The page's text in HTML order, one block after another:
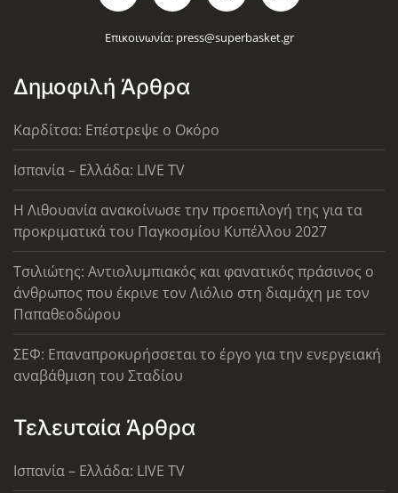
Επικοινωνία: press@superbasket.gr
Δημοφιλή Άρθρα
Καρδίτσα: Επέστρεψε ο Οκόρο
Ισπανία – Ελλάδα: LIVE TV
Η Λιθουανία ανακοίνωσε την προεπιλογή της για τα
προκριματικά του Παγκοσμίου Κυπέλλου 2027
Τσιλιώτης: Αντιολυμπιακός και φανατικός πράσινος ο
άνθρωπος που έκρινε τον Λιόλιο στη διαμάχη με τον
Παπαθεοδώρου
ΣΕΦ: Επαναπροκυρήσσεται το έργο για την ενεργειακή
αναβάθμιση του Σταδίου
Τελευταία Άρθρα
Ισπανία – Ελλάδα: LIVE TV